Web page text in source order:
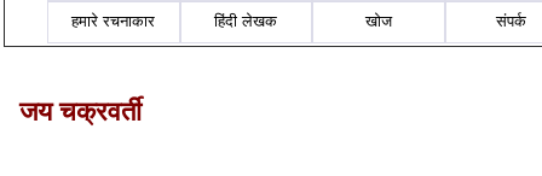
हमारे रचनाकार हिंदी लेखक खोज संपर्क
जय चक्रवर्ती